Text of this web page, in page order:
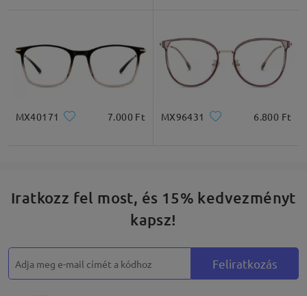
Termékleírás
MX40171 7.000 Ft MX96431 6.800 Ft
Iratkozz fel most, és 15% kedvezményt
kapsz!
Feliratkozás